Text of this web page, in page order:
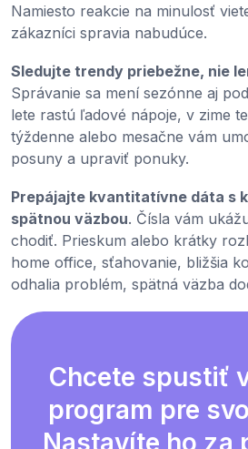
Namiesto reakcie na minulosť
zákazníci spravia nabudúce.
Sledujte trendy priebežne, nie
Správanie sa mení sezónne aj
lete rastú ľadové nápoje, v zime
týždenne alebo mesačne vám
posuny a upraviť ponuky.
Prepájajte kvantitatívne dáta s
spätnou väzbou. Čísla vám
chodiť. Prieskum alebo krátky
home office, sťahovanie, bližšia
odhalia problém, spätná väzba
Chcete spustiť
program pre
Nastavíte ho za